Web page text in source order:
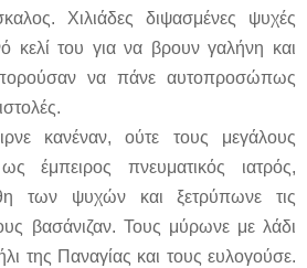
Χιλιάδες διψασμένες ψυχές
κελί του για να βρουν γαλήνη και
να πάνε αυτοπροσώπως
ούτε τους μεγάλους
έμπειρος πνευματικός ιατρός,
των ψυχών και ξετρύπωνε τις
βασάνιζαν. Τους μύρωνε με λάδι
της Παναγίας και τους ευλογούσε.